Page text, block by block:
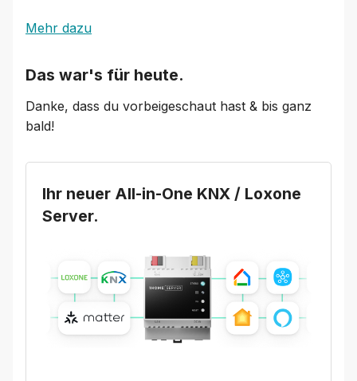
Mehr dazu
Das war's für heute.
Danke, dass du vorbeigeschaut hast & bis ganz
bald!
Ihr neuer All-in-One KNX / Loxone
Server.